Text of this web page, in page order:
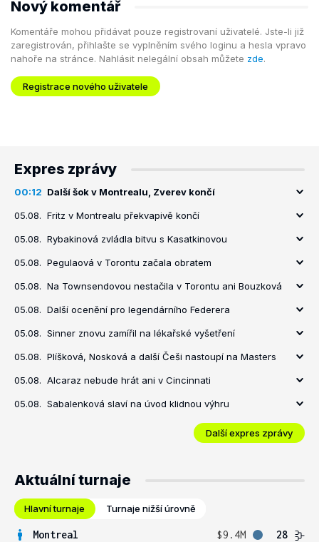
Nový komentář
Komentáře mohou přidávat pouze registrovaní uživatelé. Jste-li již
zaregistrován, přihlašte se vyplněním svého loginu a hesla vpravo
nahoře na stránce. Nahlásit nelegální obsah můžete zde.
Registrace nového uživatele
Expres zprávy
00:12 Další šok v Montrealu, Zverev končí
05.08. Fritz v Montrealu překvapivě končí
05.08. Rybakinová zvládla bitvu s Kasatkinovou
05.08. Pegulaová v Torontu začala obratem
05.08. Na Townsendovou nestačila v Torontu ani Bouzková
05.08. Další ocenění pro legendárního Federera
05.08. Sinner znovu zamířil na lékařské vyšetření
05.08. Plíšková, Nosková a další Češi nastoupí na Masters
05.08. Alcaraz nebude hrát ani v Cincinnati
05.08. Sabalenková slaví na úvod klidnou výhru
Další expres zprávy
Aktuální turnaje
Hlavní turnaje Turnaje nižší úrovně
Montreal $9.4M
28